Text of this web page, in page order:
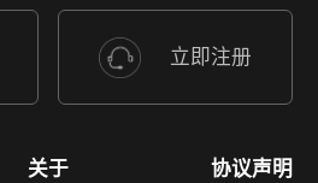
立即注册
关于 协议声明